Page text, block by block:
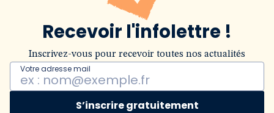
Recevoir l'infolettre !
Inscrivez-vous pour recevoir toutes nos actualités
Votre adresse mail
S’inscrire gratuitement